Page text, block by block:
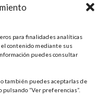
para finalidades analíticas
contenido mediante sus
puedes consultar
también puedes aceptarlas de
pulsando “Ver preferencias”.
UNAS BOBO'S.